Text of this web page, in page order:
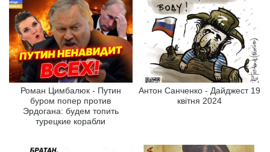
Роман Цимбалюк - Путин
буром попер против
Эрдогана: будем топить
турецкие корабли
Антон Санченко - Дайджест 19
квітня 2024